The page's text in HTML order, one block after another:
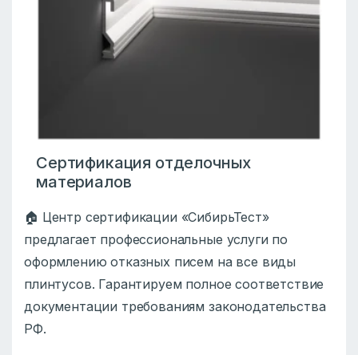
Сертификация отделочных
материалов
🏠 Центр сертификации «СибирьТест»
предлагает профессиональные услуги по
оформлению отказных писем на все виды
плинтусов. Гарантируем полное соответствие
документации требованиям законодательства
РФ.